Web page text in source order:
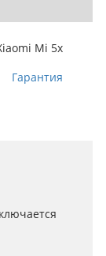
Mi 5x
Гарантия